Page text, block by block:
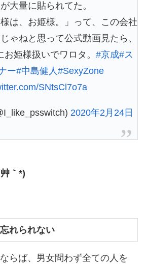
大量に貼られてた。
は、お姫様。」って、この会社
ゃねと思って公式動画見たら、
姫様扱いでワロタ。 #京成#ス
ー#中島健人#SexyZone
SNtsCl7o7a
2020年2月24日
｀*)
れられない
らば、男女問わず全ての人を